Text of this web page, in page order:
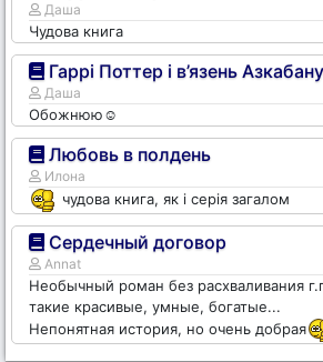
Даша
Чудова книга
Гаррі Поттер і в’язень Азкабану
Даша
Обожнюю☺️
Любовь в полдень
Илона
чудова книга, як і серія загалом
Сердечный договор
Annat
Необычный роман без расхваливания
такие красивые, умные, богатые...
Непонятная история, но очень добрая